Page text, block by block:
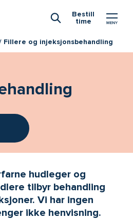
Bestill
time
Fillere og injeksjonsbehandling
hudleger og
tilbyr behandling
Vi har ingen
ikke henvisning.